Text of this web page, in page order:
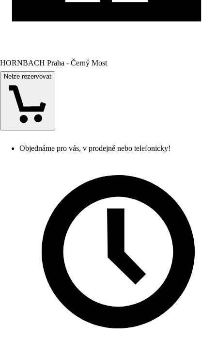
HORNBACH Praha - Černý Most
Nelze rezervovat
Objednáme pro vás, v prodejně nebo telefonicky!